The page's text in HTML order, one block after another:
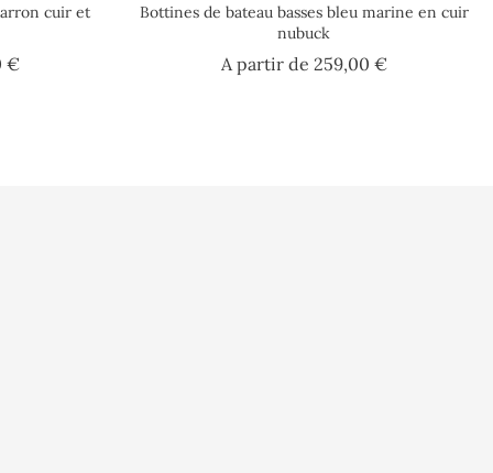
cuir et
€Prix
Bottines de bateau basses bleu marine en cuir
nubuck
A partir de 259,00 €Prix